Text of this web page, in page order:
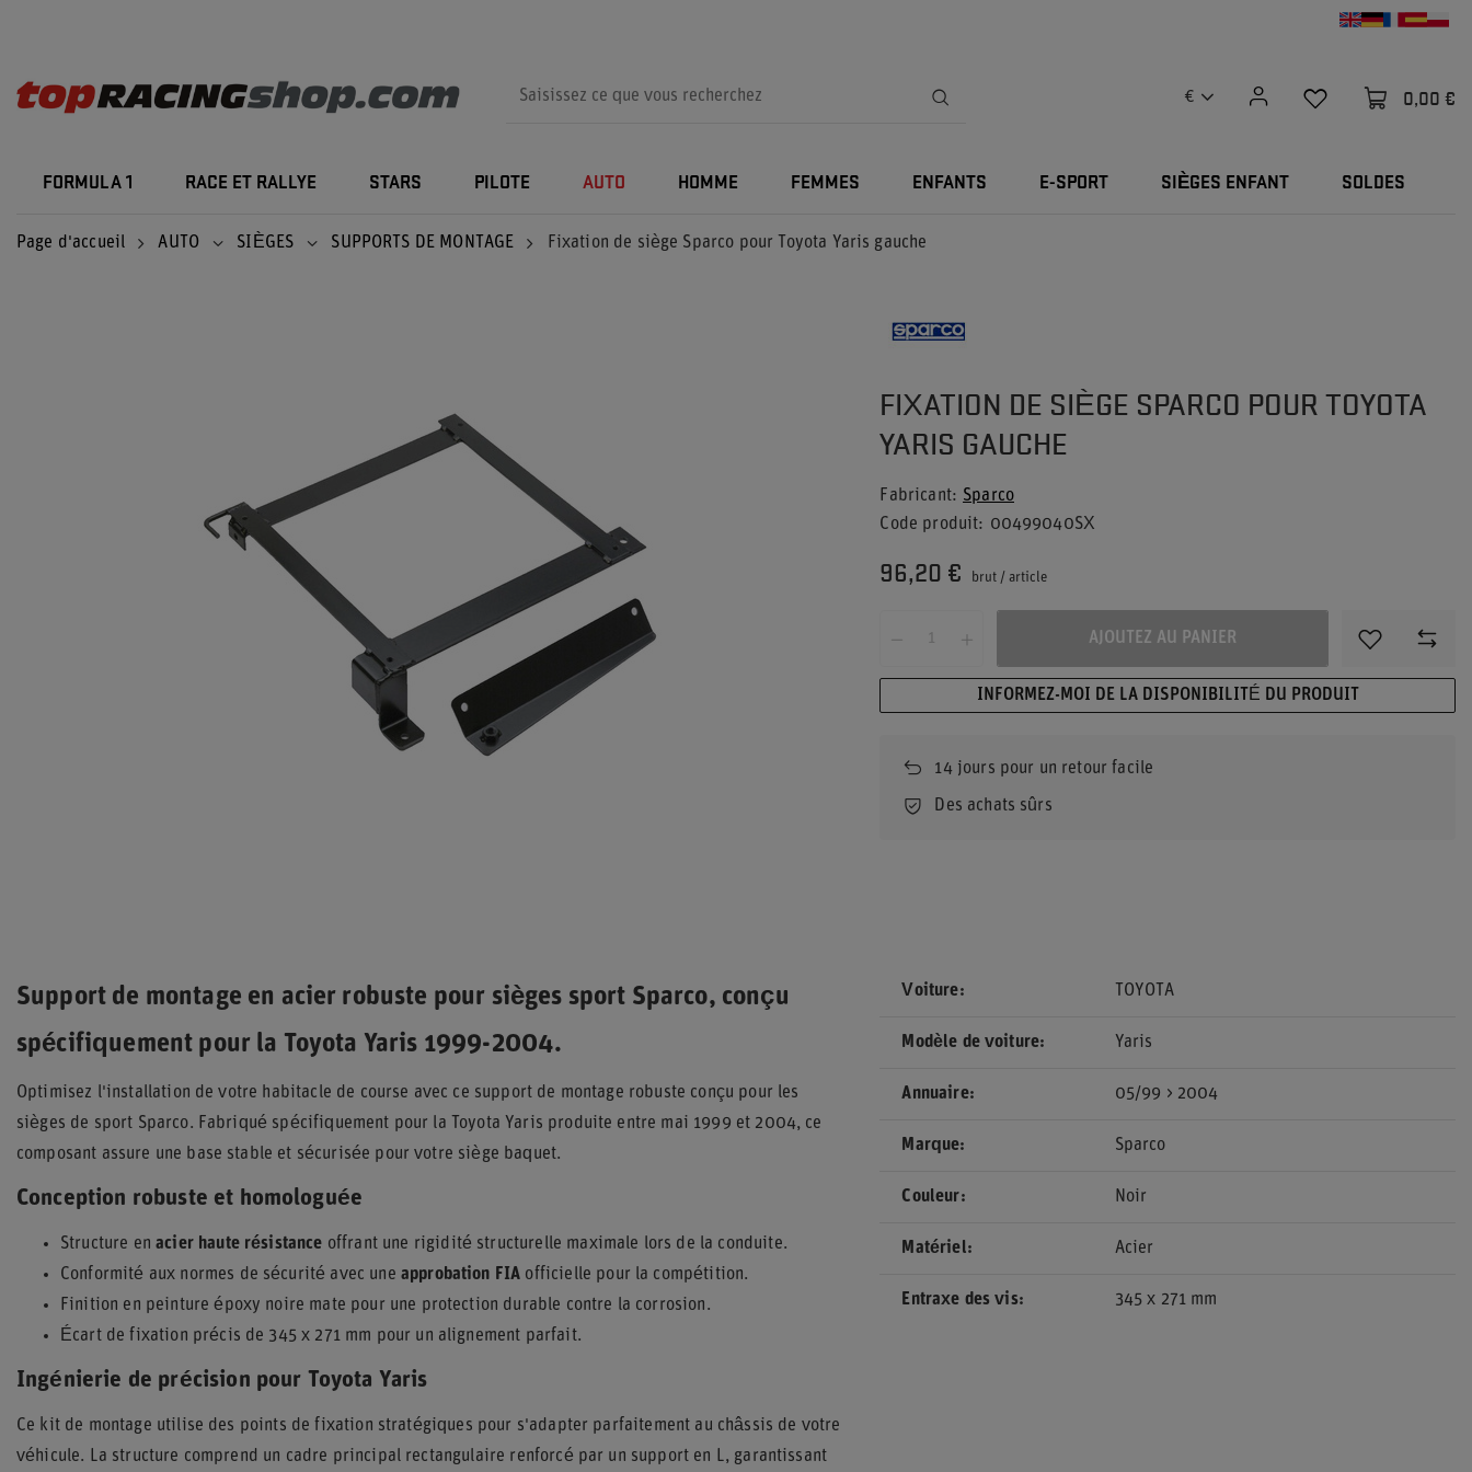
€ 0,00 €
FORMULA 1 RACE ET RALLYE STARS PILOTE AUTO HOMME FEMMES ENFANTS E-SPORT SIÈGES ENFANT SOLDES
Page d'accueil AUTO SIÈGES SUPPORTS DE MONTAGE Fixation de siège Sparco pour Toyota Yaris gauche
FIXATION DE SIÈGE SPARCO POUR TOYOTA
YARIS GAUCHE
Fabricant
Sparco
Code produit
00499040SX
96,20 € brut /article
AJOUTEZ AU PANIER
INFORMEZ-MOI DE LA DISPONIBILITÉ DU PRODUIT
14jours pour un retour facile
Des achats sûrs
Support de montage en acier robuste pour sièges sport Sparco, conçu
spécifiquement pour la Toyota Yaris 1999-2004.
Optimisez l'installation de votre habitacle de course avec ce support de montage robuste conçu pour les
sièges de sport Sparco. Fabriqué spécifiquement pour la Toyota Yaris produite entre mai 1999 et 2004, ce
composant assure une base stable et sécurisée pour votre siège baquet.
Conception robuste et homologuée
Structure enacier haute résistance offrant une rigidité structurelle maximale lors de la conduite.
Conformité aux normes de sécurité avec une approbation FIA officielle pour la compétition.
Finition en peinture époxy noire mate pour une protection durable contre la corrosion.
Écart de fixation précis de 345 x 271 mm pour un alignement parfait.
Ingénierie de précision pour Toyota Yaris
Ce kit de montage utilise des points de fixation stratégiques pour s'adapter parfaitement au châssis de votre
véhicule. La structure comprend un cadre principal rectangulaire renforcé par un support en L, garantissant
Voiture TOYOTA
Modèle de voiture Yaris
Annuaire 05/99 > 2004
Marque Sparco
Couleur Noir
Matériel Acier
Entraxe des vis 345 x 271 mm